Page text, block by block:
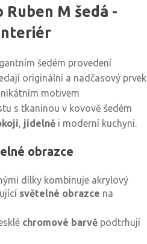
M šedá -
šedém provedení
originální a nadčasový prvek
motivem
s tkaninou v kovově šedém
, jídelně i moderní kuchyni.
obrazce
dílky kombinuje akrylový
světelné obrazce na
chromové barvě podtrhují